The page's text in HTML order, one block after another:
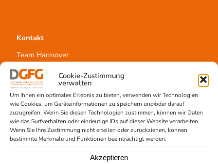
Cookie-Zustimmung
verwalten
Um Ihnen ein optimales Erlebnis zu bieten, verwenden wir Technologien
wie Cookies, um Geräteinformationen zu speichern und/oder darauf
zuzugreifen. Wenn Sie diesen Technologien zustimmen, können wir Daten
wie das Surfverhalten oder eindeutige IDs auf dieser Website verarbeiten.
Wenn Sie Ihre Zustimmung nicht erteilen oder zurückziehen, können
bestimmte Merkmale und Funktionen beeinträchtigt werden.
Akzeptieren
Kontakt
Team Hannover
Vermittlungsstelle
Gewebetransplantation